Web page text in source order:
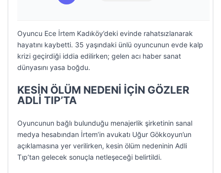
Oyuncu Ece İrtem Kadıköy’deki evinde rahatsızlanarak
hayatını kaybetti. 35 yaşındaki ünlü oyuncunun evde kalp
krizi geçirdiği iddia edilirken; gelen acı haber sanat
dünyasını yasa boğdu.
KESİN ÖLÜM NEDENİ İÇİN GÖZLER
ADLİ TIP’TA
Oyuncunun bağlı bulunduğu menajerlik şirketinin sanal
medya hesabından İrtem’in avukatı Uğur Gökkoyun’un
açıklamasına yer verilirken, kesin ölüm nedeninin Adli
Tıp’tan gelecek sonuçla netleşeceği belirtildi.